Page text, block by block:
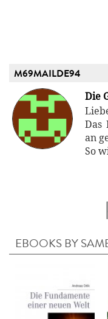
M69MAILDE94
Die
Das
an
So
EBOOKS BY